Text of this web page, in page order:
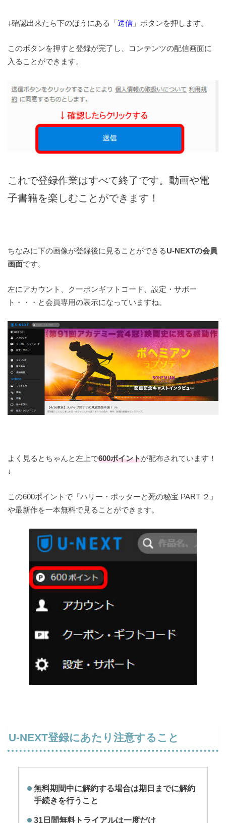
↓確認出来たら下のほうにある「送信 」ボタンを押します。
このボタンを押すと登録が完了し、コンテンツの配信画面に
入ることができます。
これで登録作業はすべて終了です。動画や電
子書籍を楽しむことができます！
ちなみに下の画像が登録後に見ることができるU-NEXTの会員
画面です。
左にアカウント、クーポンギフトコード、設定・サポー
ト・・・と会員専用の表示になっていますね。
よく見るとちゃんと左上で600ポイントが配布されています！
↓
この600ポイントで『ハリー・ポッターと死の秘宝 PART ２』
や最新作を一本無料で見ることができます。
U-NEXT登録にあたり注意すること
無料期間中に解約する場合は期日までに解約
手続きを行うこと
31日間無料トライアルは一度だけ